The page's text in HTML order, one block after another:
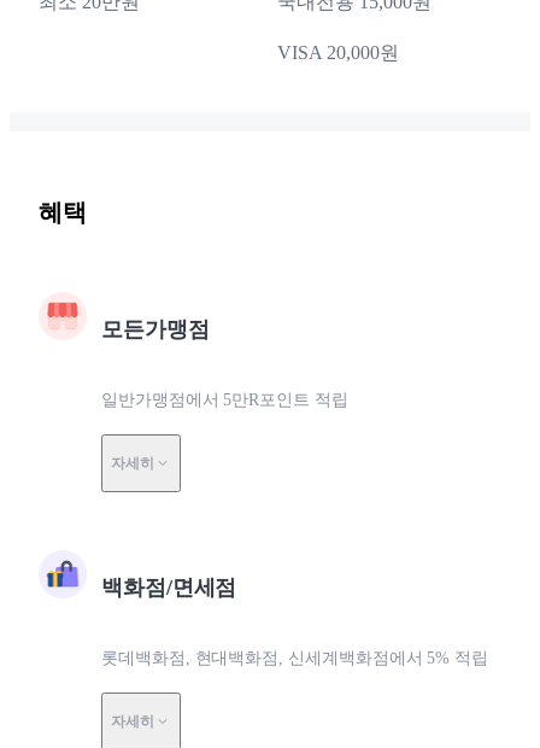
VISA 20,000원
혜택
모든가맹점
일반가맹점에서 5만R포인트 적립
자세히
백화점/면세점
롯데백화점, 현대백화점, 신세계백화점에서 5% 적립
자세히